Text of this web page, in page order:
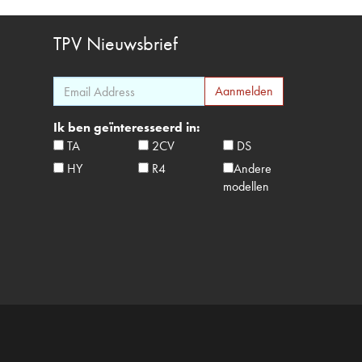
TPV Nieuwsbrief
Ik ben geïnteresseerd in:
TA
2CV
DS
HY
R4
Andere
modellen